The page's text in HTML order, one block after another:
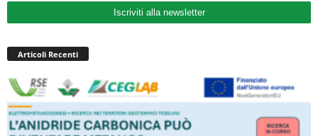
Iscriviti alla newsletter
Articoli Recenti